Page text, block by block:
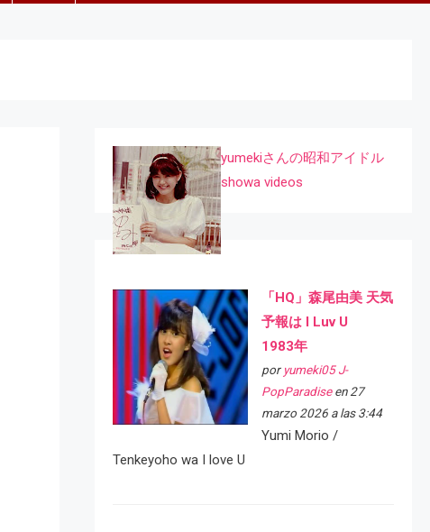
yumekiさんの昭和アイドル
showa videos
「HQ」森尾由美 天気
予報は I Luv U
1983年
por yumeki05 J-
PopParadiseen 27
marzo 2026 a las 3:44
Yumi Morio /
Tenkeyoho wa I love U